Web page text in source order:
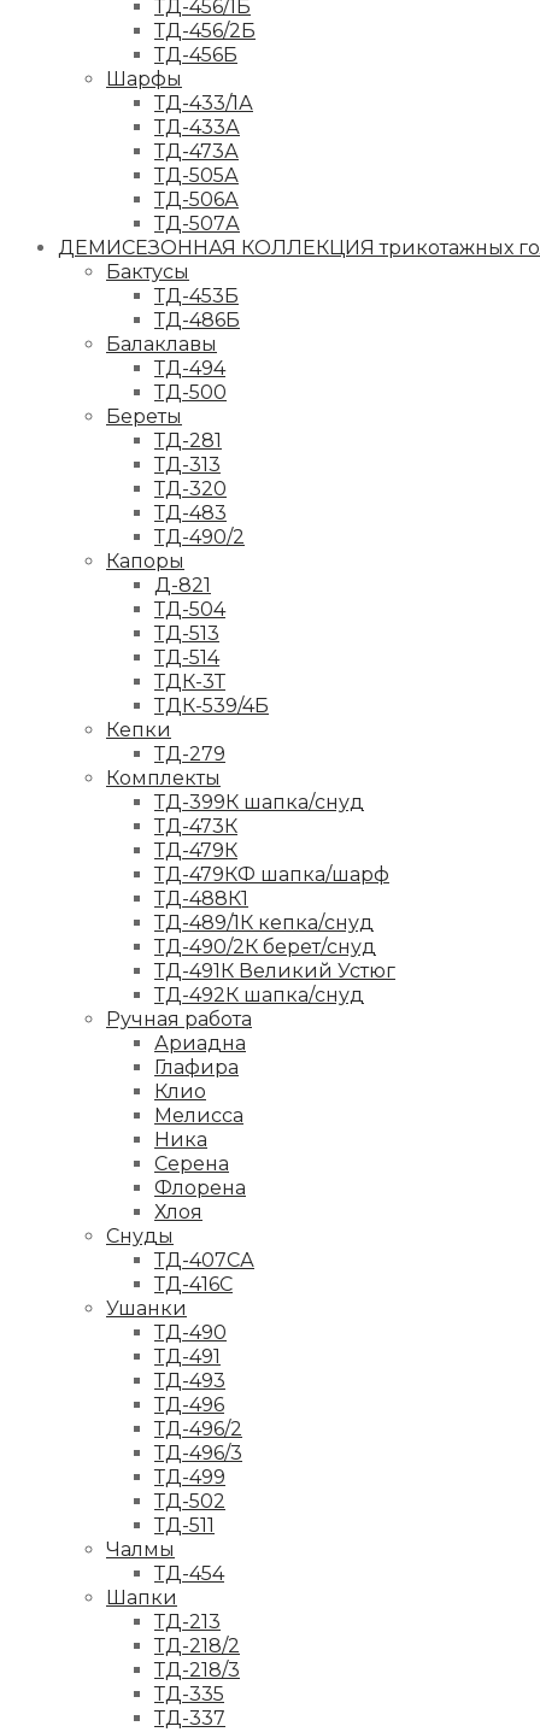
ТД-456/1Б
ТД-456/2Б
ТД-456Б
Шарфы
ТД-433/1А
ТД-433А
ТД-473А
ТД-505А
ТД-506А
ТД-507А
ДЕМИСЕЗОННАЯ КОЛЛЕКЦИЯ трикотажных
Бактусы
ТД-453Б
ТД-486Б
Балаклавы
ТД-494
ТД-500
Береты
ТД-281
ТД-313
ТД-320
ТД-483
ТД-490/2
Капоры
Д-821
ТД-504
ТД-513
ТД-514
ТДК-3Т
ТДК-539/4Б
Кепки
ТД-279
Комплекты
ТД-399К шапка/снуд
ТД-473К
ТД-479К
ТД-479КФ шапка/шарф
ТД-488К1
ТД-489/1К кепка/снуд
ТД-490/2К берет/снуд
ТД-491К Великий Устюг
ТД-492К шапка/снуд
Ручная работа
Ариадна
Глафира
Клио
Мелисса
Ника
Серена
Флорена
Хлоя
Снуды
ТД-407СА
ТД-416С
Ушанки
ТД-490
ТД-491
ТД-493
ТД-496
ТД-496/2
ТД-496/3
ТД-499
ТД-502
ТД-511
Чалмы
ТД-454
Шапки
ТД-213
ТД-218/2
ТД-218/3
ТД-335
ТД-337